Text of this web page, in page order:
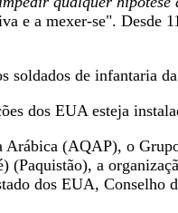
e a mexer-se". Desde
soldados de infantaria
dos EUA esteja
Arábica (AQAP), o
(Paquistão), a
dos EUA, Conselho